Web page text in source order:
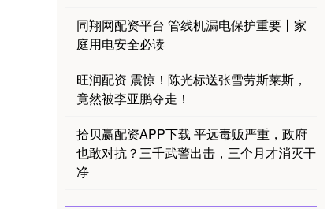
同翔网配资平台 管线机漏电保护重要丨家
庭用电安全必读
旺润配资 震惊！陈光标送张雪劳斯莱斯，
竟然被李亚鹏夺走！
拾贝赢配资APP下载 平远毒贩严重，政府
也敢对抗？三千武警出击，三个月才消灭干
净